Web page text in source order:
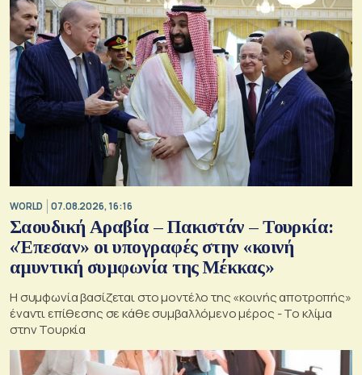
WORLD 07.08.2026, 16:16
Σαουδική Αραβία – Πακιστάν – Τουρκία:
«Έπεσαν» οι υπογραφές στην «κοινή
αμυντική συμφωνία της Μέκκας»
Η συμφωνία βασίζεται στο μοντέλο της «κοινής αποτροπής»
έναντι επίθεσης σε κάθε συμβαλλόμενο μέρος - Το κλίμα
στην Τουρκία